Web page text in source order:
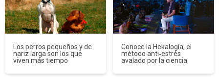
Los perros pequeños y de
nariz larga son los que
viven más tiempo
Conoce la Hekalogía, el
método anti‑estrés
avalado por la ciencia